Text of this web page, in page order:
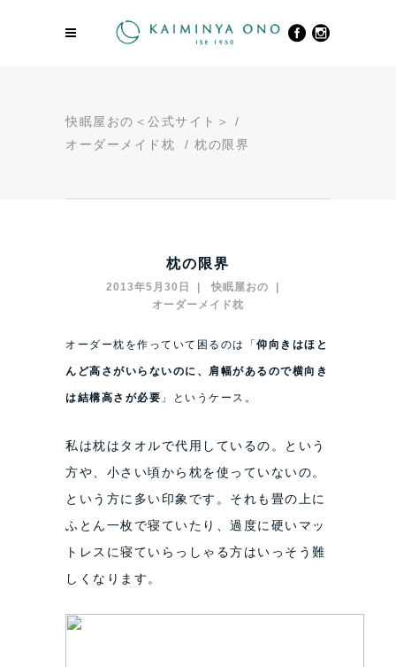
快眠屋おの＜公式サイト＞
/
オーダーメイド枕
/ 枕の限界
枕の限界
2013年5月30日
快眠屋おの
オーダーメイド枕
オーダー枕を作っていて困るのは 「 仰向きはほと
んど高さがいらないのに、肩幅があるので横向き
は結構高さが必要 」というケース。
私は枕はタオルで代用しているの。という
方や、小さい頃から枕を使っていないの。
という方に多い印象です。それも畳の上に
ふとん一枚で寝ていたり、過度に硬いマッ
トレスに寝ていらっしゃる方はいっそう難
しくなります。